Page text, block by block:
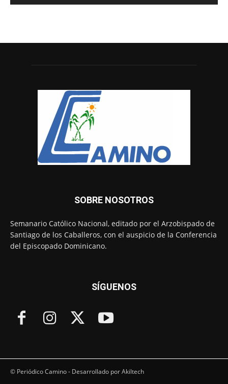
SOBRE NOSOTROS
Semanario Católico Nacional, editado por el Arzobispado de
Santiago de los Caballeros, con el auspicio de la Conferencia
del Episcopado Dominicano.
SÍGUENOS
© Periódico Camino - Desarrollado por Akiltech